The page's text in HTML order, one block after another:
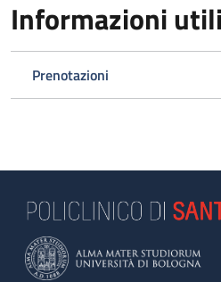
Informazioni utili
Prenotazioni